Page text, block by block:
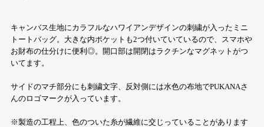
キャンバス生地にカラフルなハワイアンデザインの刺繍が入ったミニ
トートバッグ。大きな内ポケットも2つ付いていているので、スマホや
お財布の仕分けに便利◎。開口部は開閉はラクチンなマグネットがつ
いてます。
サイドのマチ部分にも刺繍文字、反対側には水色の布地でPUKANAさ
んのロゴマークが入っています。
※製造の工程上、色のついた糸が繊維に交じっていることがあります